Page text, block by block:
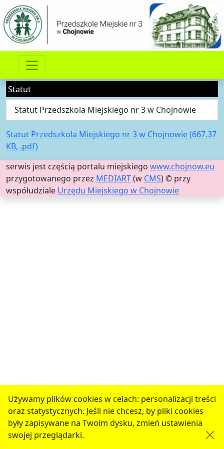
Używamy plików cookies w celach: personalizacji treści
oraz statystycznych. Jeśli nie chcesz, by pliki cookies
były zapisywane na Twoim dysku, zmień ustawienia
swojej przeglądarki.
Statut
Statut Przedszkola Miejskiego nr 3 w Chojnowie
Statut Przedszkola Miejskiego nr 3 w Chojnowie (667.37
KB, .pdf)
serwis jest częścią portalu miejskiego www.chojnow.eu
przygotowanego przez MEDIART(w CMS) © przy
współudziale Urzędu Miejskiego w Chojnowie